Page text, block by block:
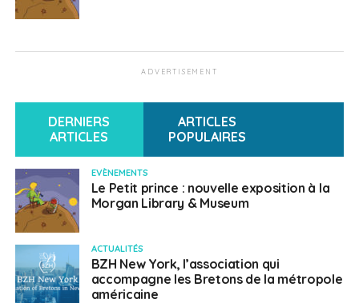
ADVERTISEMENT
DERNIERS
ARTICLES
ARTICLES
POPULAIRES
EVÈNEMENTS
Le Petit prince : nouvelle exposition à la
Morgan Library & Museum
ACTUALITÉS
BZH New York, l’association qui
accompagne les Bretons de la métropole
américaine